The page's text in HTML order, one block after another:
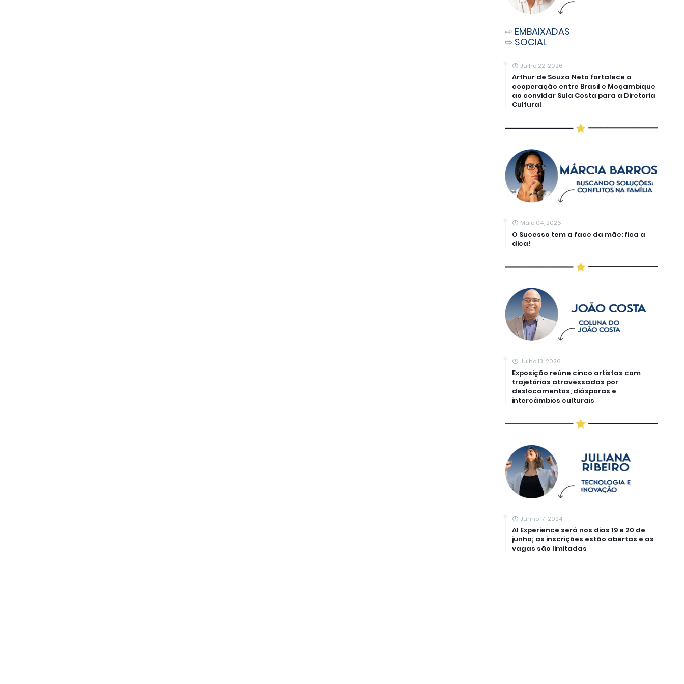
⇨ EMBAIXADAS
⇨ SOCIAL
Julho 22, 2026
Arthur de Souza Neto fortalece a
cooperação entre Brasil e Moçambique
ao convidar Sula Costa para a Diretoria
Cultural
Maio 04, 2026
O Sucesso tem a face da mãe: fica a
dica!
Julho 13, 2026
Exposição reúne cinco artistas com
trajetórias atravessadas por
deslocamentos, diásporas e
intercâmbios culturais
Junho 17, 2024
AI Experience será nos dias 19 e 20 de
junho; as inscrições estão abertas e as
vagas são limitadas